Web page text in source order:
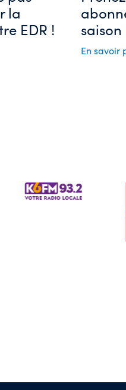
la
EDR !
saison
En savoir